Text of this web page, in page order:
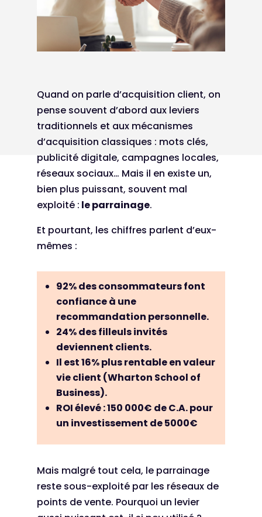
Quand on parle d’acquisition client, on
pense souvent d’abord aux leviers
traditionnels et aux mécanismes
d’acquisition classiques : mots clés,
publicité digitale, campagnes locales,
réseaux sociaux… Mais il en existe un,
bien plus puissant, souvent mal
exploité : le parrainage.
Et pourtant, les chiffres parlent d’eux-
mêmes :
92%des consommateurs font
confiance à une
recommandation personnelle.
24%des filleuls invités
deviennent clients.
Il est16%plus rentable en valeur
vie client (Wharton School of
Business).
ROI élevé :150 000€ de C.A. pour
un investissement de5000€
Mais malgré tout cela, le parrainage
reste sous-exploité par les réseaux de
points de vente. Pourquoi un levier